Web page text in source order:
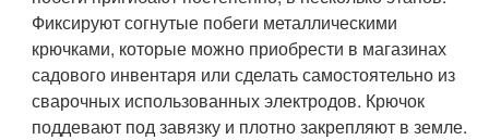
Фиксируют согнутые побеги металлическими
крючками, которые можно приобрести в магазинах
садового инвентаря или сделать самостоятельно из
сварочных использованных электродов. Крючок
поддевают под завязку и плотно закрепляют в земле.